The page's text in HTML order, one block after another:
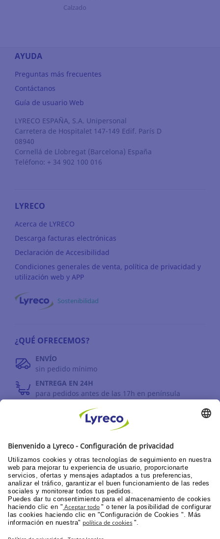
Calzado
AYUDA
Preguntas más frecuentes
Contáctanos
Guía de usuario Web
LYRECO ESPAÑA, S.A. Unipersonal
Carretera de Hospitalet 147-149 Edif. París D
08940
Cornellá de Llobregat (Barcelona) España
Teléfono: + 34 902 100 016
LYRECO
Acerca de LYRECO
Descarga facturas electrónicas
Declaración de Accesibilidad
Condiciones generales de venta, política de privacidad y
utilización web y APP
Sostenibilidad
¿QUÉ OFRECEMOS?
ENVÍO
sin pedido mínimo
ENTREGA EN 24H
para pedidos antes de las 17h en península
DEVOLUCIONES
antes de 30 días
INFORMACIÓN GENERAL
PPU área de clientes
Catálogos y promociones
Documentación corporativa